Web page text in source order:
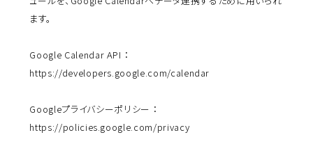
ます。
Google Calendar API ：
https://developers.google.com/calendar
Googleプライバシーポリシー ：
https://policies.google.com/privacy